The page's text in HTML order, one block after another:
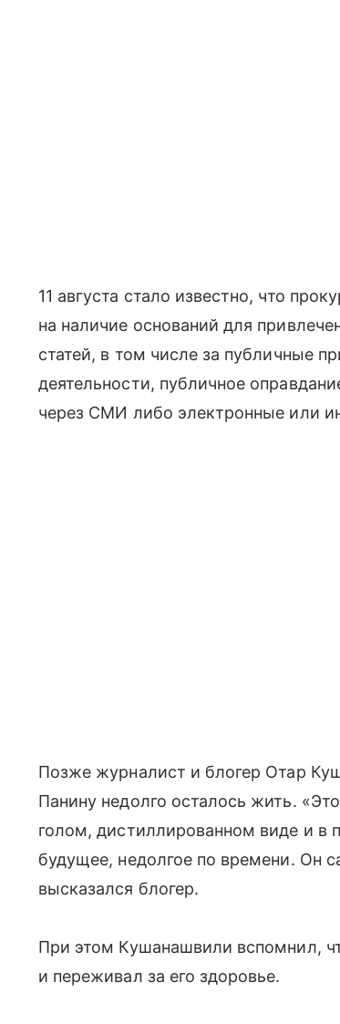
11 августа стало известно, что
на наличие оснований для
статей, в том числе за публичные
деятельности, публичное
через СМИ либо электронные или
Позже журналист и блогер Отар
Панину недолго осталось жить.
голом, дистиллированном виде и
будущее, недолгое по времени. Он
высказался блогер.
При этом Кушанашвили вспомнил,
и переживал за его здоровье.